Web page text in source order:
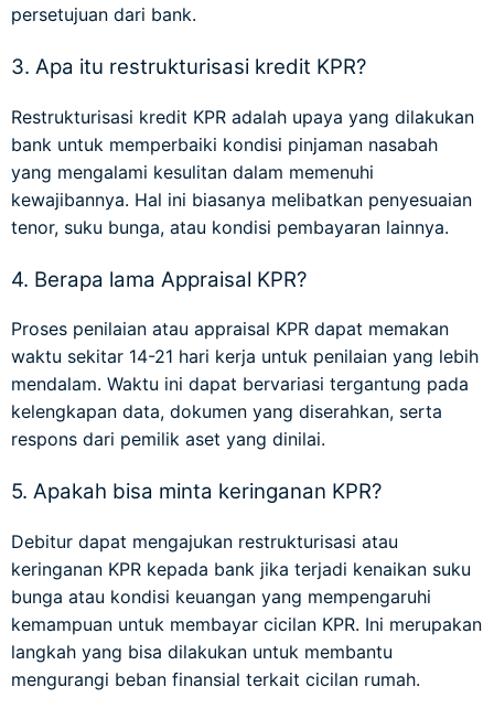
persetujuan dari bank.
3. Apa itu restrukturisasi kredit KPR?
Restrukturisasi kredit KPR adalah upaya yang dilakukan
bank untuk memperbaiki kondisi pinjaman nasabah
yang mengalami kesulitan dalam memenuhi
kewajibannya. Hal ini biasanya melibatkan penyesuaian
tenor, suku bunga, atau kondisi pembayaran lainnya.
4. Berapa lama Appraisal KPR?
Proses penilaian atau appraisal KPR dapat memakan
waktu sekitar 14-21 hari kerja untuk penilaian yang lebih
mendalam. Waktu ini dapat bervariasi tergantung pada
kelengkapan data, dokumen yang diserahkan, serta
respons dari pemilik aset yang dinilai.
5. Apakah bisa minta keringanan KPR?
Debitur dapat mengajukan restrukturisasi atau
keringanan KPR kepada bank jika terjadi kenaikan suku
bunga atau kondisi keuangan yang mempengaruhi
kemampuan untuk membayar cicilan KPR. Ini merupakan
langkah yang bisa dilakukan untuk membantu
mengurangi beban finansial terkait cicilan rumah.